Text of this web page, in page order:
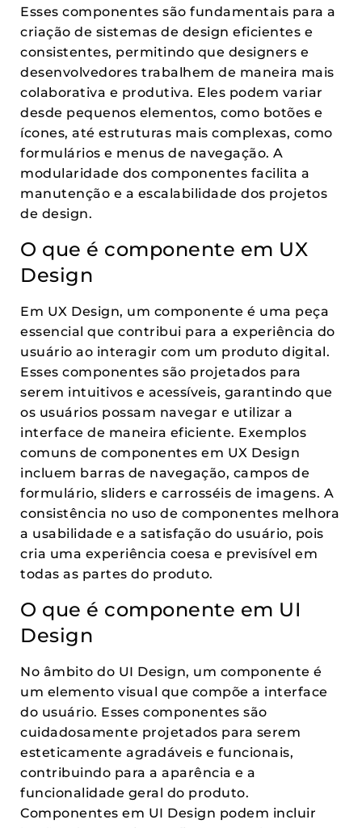
Esses componentes são fundamentais para a
criação de sistemas de design eficientes e
consistentes, permitindo que designers e
desenvolvedores trabalhem de maneira mais
colaborativa e produtiva. Eles podem variar
desde pequenos elementos, como botões e
ícones, até estruturas mais complexas, como
formulários e menus de navegação. A
modularidade dos componentes facilita a
manutenção e a escalabilidade dos projetos
de design.
O que é componente em UX
Design
Em UX Design, um componente é uma peça
essencial que contribui para a experiência do
usuário ao interagir com um produto digital.
Esses componentes são projetados para
serem intuitivos e acessíveis, garantindo que
os usuários possam navegar e utilizar a
interface de maneira eficiente. Exemplos
comuns de componentes em UX Design
incluem barras de navegação, campos de
formulário, sliders e carrosséis de imagens. A
consistência no uso de componentes melhora
a usabilidade e a satisfação do usuário, pois
cria uma experiência coesa e previsível em
todas as partes do produto.
O que é componente em UI
Design
No âmbito do UI Design, um componente é
um elemento visual que compõe a interface
do usuário. Esses componentes são
cuidadosamente projetados para serem
esteticamente agradáveis e funcionais,
contribuindo para a aparência e a
funcionalidade geral do produto.
Componentes em UI Design podem incluir